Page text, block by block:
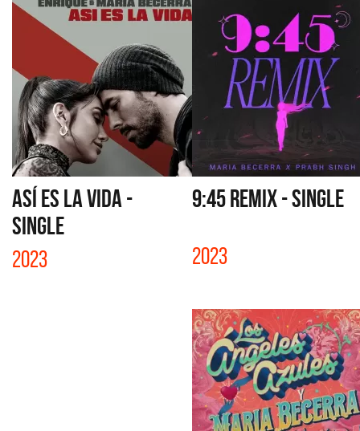
ASÍ ES LA VIDA -
SINGLE
2023
9:45 REMIX - SINGLE
2023